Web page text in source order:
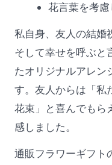
花言葉を考
私自身、友人の結婚
そして幸せを呼ぶと
たオリジナルアレン
す。友人からは「私
花束」と喜んでもら
感しました。
通販フラワーギフト